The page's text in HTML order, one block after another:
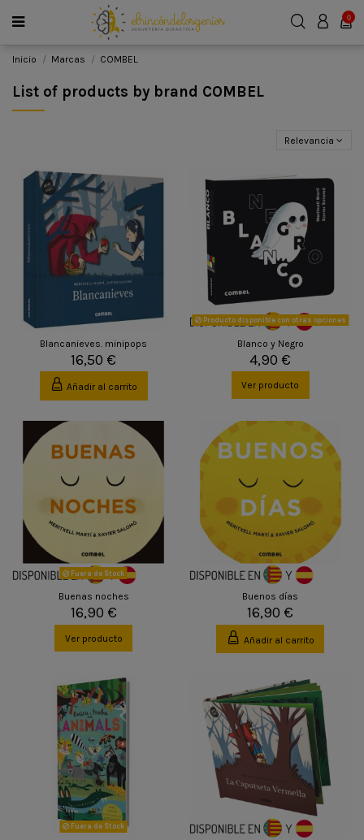
0
Inicio Marcas COMBEL
List of products by brand COMBEL
Relevancia
Blancanieves. minipops
16,50 €
Añadir al carrito
Producto disponible con otras opciones
Blanco y Negro
4,90 €
Ver producto
Fuera de Stock
Buenas noches
16,90 €
Ver producto
Buenos días
16,90 €
Añadir al carrito
Fuera de Stock